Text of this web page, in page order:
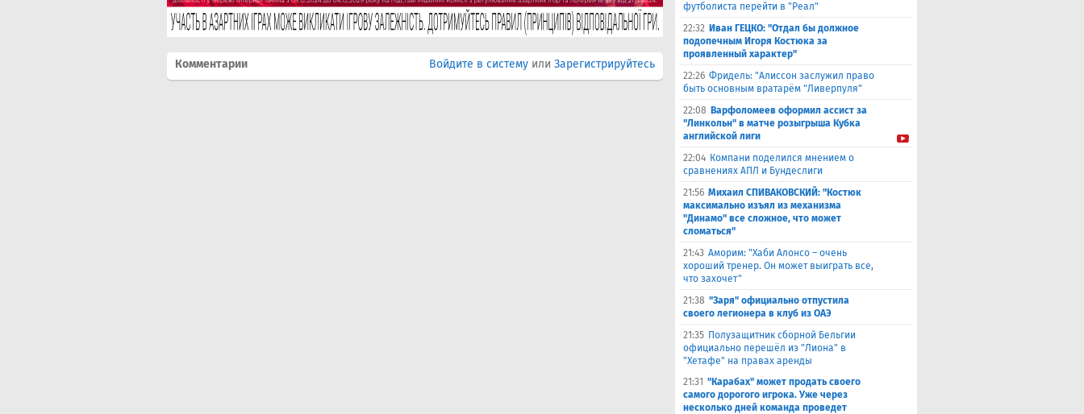
Комментарии Войдите в систему или Зарегистрируйтесь
футболиста перейти в "Реал"
22:32 Иван ГЕЦКО: "Отдал бы должное
подопечным Игоря Костюка за
проявленный характер"
22:26 Фридель: "Алиссон заслужил право
быть основным вратарём "Ливерпуля"
22:08 Варфоломеев оформил ассист за
"Линкольн" в матче розыгрыша Кубка
английской лиги
22:04 Компани поделился мнением о
сравнениях АПЛ и Бундеслиги
21:56 Михаил СПИВАКОВСКИЙ: "Костюк
максимально изъял из механизма
"Динамо" все сложное, что может
сломаться"
21:43 Аморим: "Хаби Алонсо – очень
хороший тренер. Он может выиграть все,
что захочет"
21:38 "Заря" официально отпустила
своего легионера в клуб из ОАЭ
21:35 Полузащитник сборной Бельгии
официально перешёл из "Лиона" в
"Хетафе" на правах аренды
21:31 "Карабах" может продать своего
самого дорогого игрока. Уже через
несколько дней команда проведет